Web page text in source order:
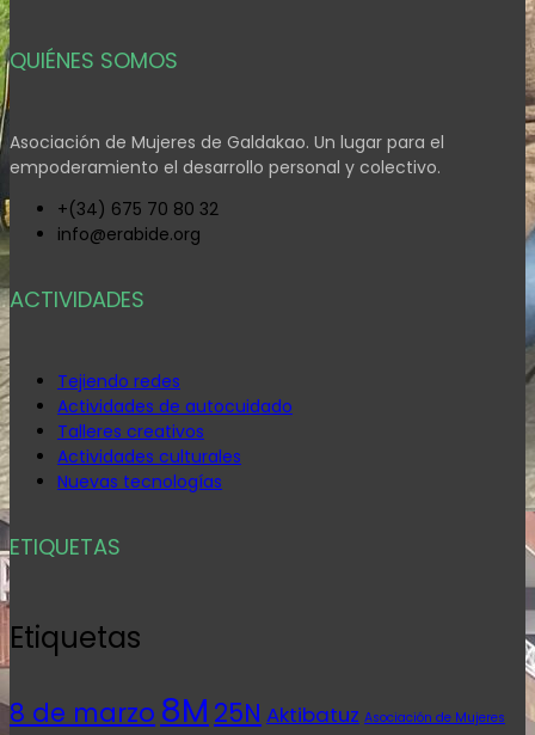
QUIÉNES SOMOS
Asociación de Mujeres de Galdakao. Un lugar para el
empoderamiento el desarrollo personal y colectivo.
+(34) 675 70 80 32
info@erabide.org
ACTIVIDADES
Tejiendo redes
Actividades de autocuidado
Talleres creativos
Actividades culturales
Nuevas tecnologías
ETIQUETAS
Etiquetas
8 de marzo 8M 25N Aktibatuz Asociación de Mujeres